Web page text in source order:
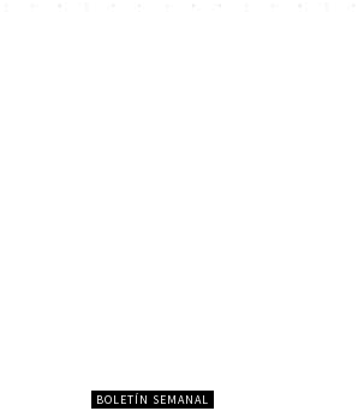
BOLETÍN SEMANAL